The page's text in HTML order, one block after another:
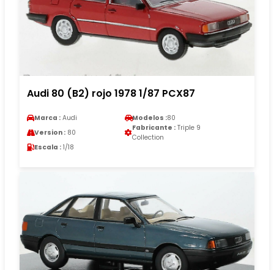
Audi 80 (B2) rojo 1978 1/87 PCX87
Marca : Audi Modelos :80
Version : 80
Fabricante : Triple 9
Collection
Escala : 1/18